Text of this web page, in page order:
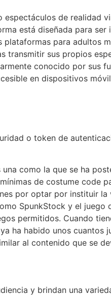
de realidad
está diseñada para
para adultos
transmitir sus propios
conocido por sus
en dispositivos
o token de
como la que se ha
de costume code
por optar por instituir
SpunkStock y el
permitidos. Cuando
ha habido unos
al contenido que se
y brindan una